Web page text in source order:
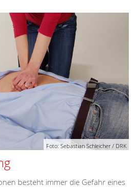
Foto: Sebastian Schleicher / DRK
besteht immer die Gefahr eines